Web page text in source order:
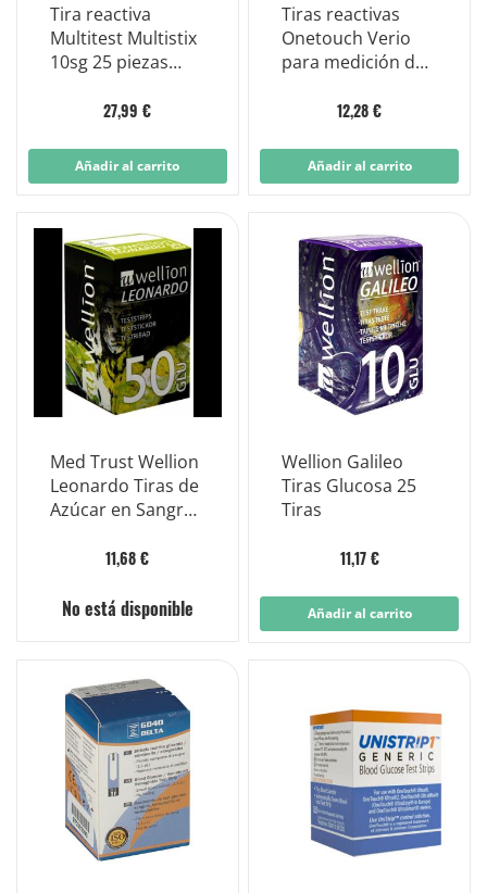
Tira reactiva
Multitest Multistix
10sg 25 piezas
27,99 €
Añadir al carrito
Tiras reactivas
Onetouch Verio
para medición de
25 piezas12,28 €
Añadir al carrito
Med Trust Wellion
Leonardo Tiras de
Azúcar en Sangre
11,68 €
No está disponible
Wellion Galileo
Tiras Glucosa 25
Tiras
11,17 €
Añadir al carrito